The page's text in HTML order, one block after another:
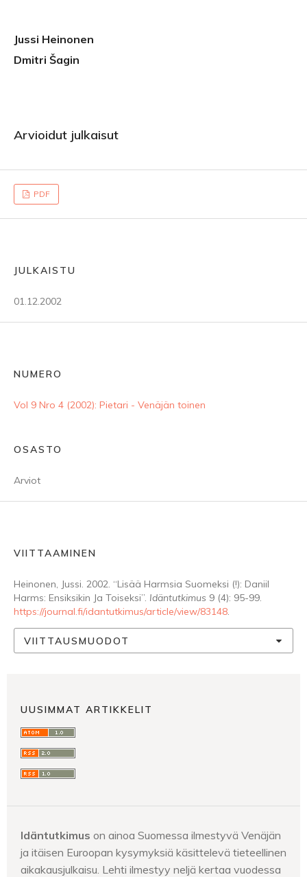
Jussi Heinonen
Dmitri Šagin
Arvioidut julkaisut
PDF
JULKAISTU
01.12.2002
NUMERO
Vol 9 Nro 4 (2002): Pietari - Venäjän toinen
OSASTO
Arviot
VIITTAAMINEN
Heinonen, Jussi. 2002. “Lisää Harmsia Suomeksi (!): Daniil
Harms: Ensiksikin Ja Toiseksi”. Idäntutkimus 9 (4): 95-99.
https://journal.fi/idantutkimus/article/view/83148.
VIITTAUSMUODOT
UUSIMMAT ARTIKKELIT
Idäntutkimus on ainoa Suomessa ilmestyvä Venäjän
ja itäisen Euroopan kysymyksiä käsittelevä tieteellinen
aikakausjulkaisu. Lehti ilmestyy neljä kertaa vuodessa